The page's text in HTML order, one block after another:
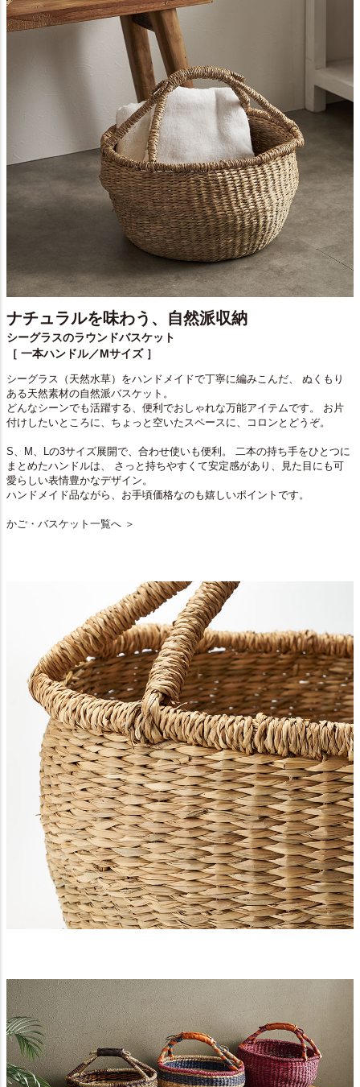
ナチュラルを味わう、自然派収納
シーグラスのラウンドバスケット
［ 一本ハンドル／Mサイズ ］
シーグラス（天然水草）をハンドメイドで丁寧に編みこんだ、 ぬくもり
ある天然素材の自然派バスケット。
どんなシーンでも活躍する、便利でおしゃれな万能アイテムです。 お片
付けしたいところに、ちょっと空いたスペースに、コロンとどうぞ。
S、M、 Lの3サイズ展開で、合わせ使いも便利。 二本の持ち手をひとつに
まとめたハンドルは、 さっと持ちやすくて安定感があり、見た目にも可
愛らしい表情豊かなデザイン。
ハンドメイド品ながら、お手頃価格なのも嬉しいポイントです。
かご・バスケット一覧へ ＞